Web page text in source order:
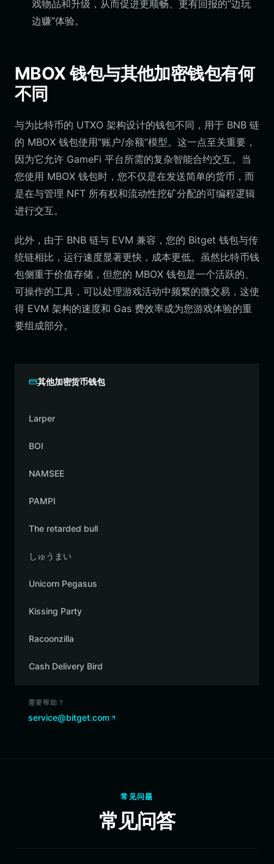
戏物品和升级，从而促进更顺畅、更有回报的“边玩
边赚”体验。
MBOX 钱包与其他加密钱包有何
不同
与为比特币的 UTXO 架构设计的钱包不同，用于 BNB 链
的 MBOX 钱包使用“账户/余额”模型。这一点至关重要，
因为它允许 GameFi 平台所需的复杂智能合约交互。当
您使用 MBOX 钱包时，您不仅是在发送简单的货币，而
是在与管理 NFT 所有权和流动性挖矿分配的可编程逻辑
进行交互。
此外，由于 BNB 链与 EVM 兼容，您的 Bitget 钱包与传
统链相比，运行速度显著更快，成本更低。虽然比特币钱
包侧重于价值存储，但您的 MBOX 钱包是一个活跃的、
可操作的工具，可以处理游戏活动中频繁的微交易，这使
得 EVM 架构的速度和 Gas 费效率成为您游戏体验的重
要组成部分。
其他加密货币钱包
Larper
BOI
NAMSEE
PAMPI
The retarded bull
しゅうまい
Unicorn Pegasus
Kissing Party
Racoonzilla
Cash Delivery Bird
需要帮助？
service@bitget.com
常见问题
常见问答